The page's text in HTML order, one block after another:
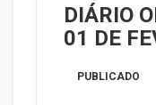
DIÁRIO
01 DE
PUBLICADO